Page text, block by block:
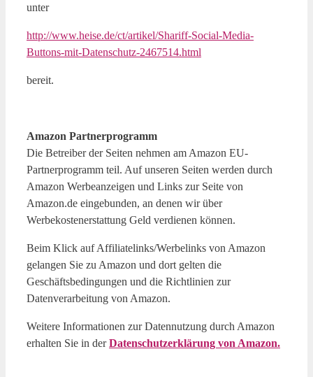
unter
http://www.heise.de/ct/artikel/Shariff-Social-Media-
Buttons-mit-Datenschutz-2467514.html
bereit.
Amazon Partnerprogramm
Die Betreiber der Seiten nehmen am Amazon EU-
Partnerprogramm teil. Auf unseren Seiten werden durch
Amazon Werbeanzeigen und Links zur Seite von
Amazon.de eingebunden, an denen wir über
Werbekostenerstattung Geld verdienen können.
Beim Klick auf Affiliatelinks/Werbelinks von Amazon
gelangen Sie zu Amazon und dort gelten die
Geschäftsbedingungen und die Richtlinien zur
Datenverarbeitung von Amazon.
Weitere Informationen zur Datennutzung durch Amazon
erhalten Sie in derDatenschutzerklärung von Amazon.